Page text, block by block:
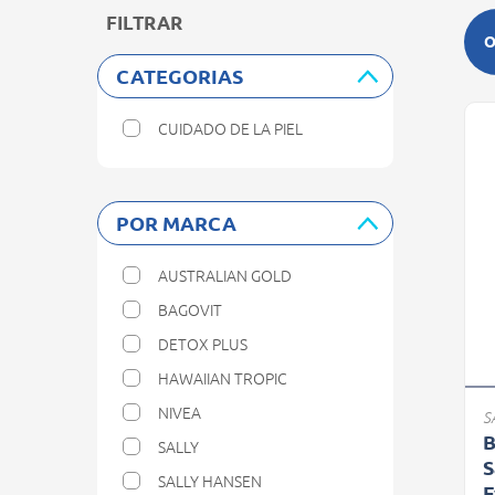
FILTRAR
CATEGORIAS
CUIDADO DE LA PIEL
Refine by Categorias: Cuidado de la Piel
POR MARCA
AUSTRALIAN GOLD
Refine by Por marca: AUSTRALIAN GOLD
BAGOVIT
Refine by Por marca: BAGOVIT
DETOX PLUS
Refine by Por marca: DETOX PLUS
HAWAIIAN TROPIC
Refine by Por marca: HAWAIIAN TROPIC
NIVEA
Refine by Por marca: NIVEA
SALLY
Refine by Por marca: SALLY
SALLY HANSEN